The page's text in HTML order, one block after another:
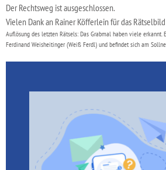
Der Rechtsweg ist ausgeschlossen.
Vielen Dank an Rainer Köfferlein für das
Auflösung des letzten Rätsels: Das Grabmal haben viele erkannt.
Ferdinand Weisheitinger (Weiß Ferdl) und befindet sich am